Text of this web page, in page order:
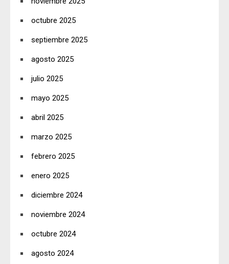
octubre 2025
septiembre 2025
agosto 2025
julio 2025
mayo 2025
abril 2025
marzo 2025
febrero 2025
enero 2025
diciembre 2024
noviembre 2024
octubre 2024
agosto 2024